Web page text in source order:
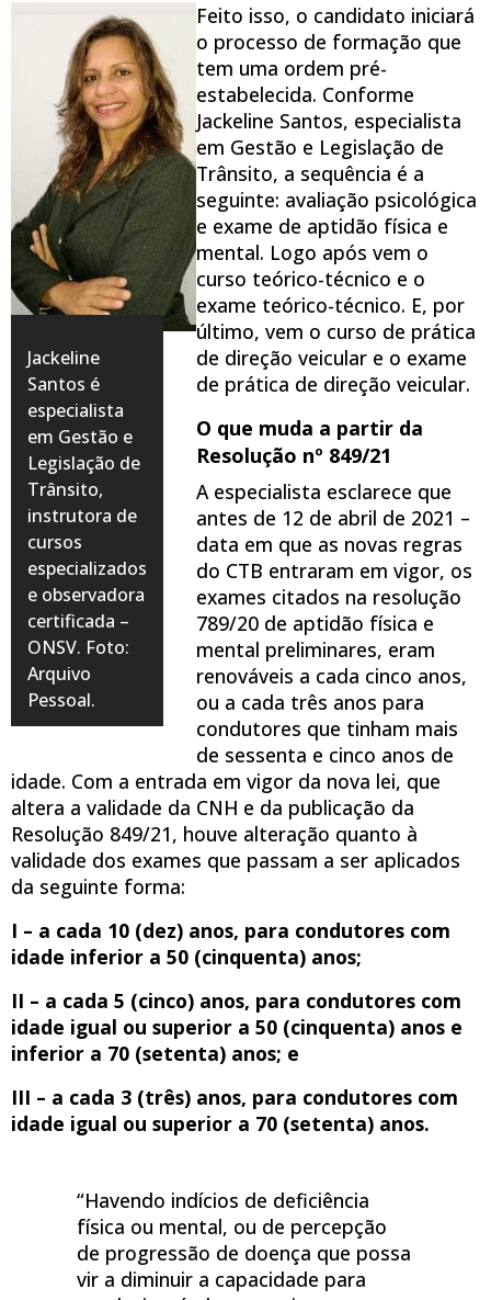
Jackeline
Santos é
especialista
em Gestão e
Legislação de
Trânsito,
instrutora de
cursos
especializados
e observadora
certificada –
ONSV. Foto:
Arquivo
Pessoal.
Feito isso, o candidato iniciará
o processo de formação que
tem uma ordem pré-
estabelecida. Conforme
Jackeline Santos, especialista
em Gestão e Legislação de
Trânsito, a sequência é a
seguinte: avaliação psicológica
e exame de aptidão física e
mental. Logo após vem o
curso teórico-técnico e o
exame teórico-técnico. E, por
último, vem o curso de prática
de direção veicular e o exame
de prática de direção veicular.
O que muda a partir da
Resolução nº 849/21
A especialista esclarece que
antes de 12 de abril de 2021 –
data em que as novas regras
do CTB entraram em vigor, os
exames citados na resolução
789/20 de aptidão física e
mental preliminares, eram
renováveis a cada cinco anos,
ou a cada três anos para
condutores que tinham mais
de sessenta e cinco anos de
idade. Com a entrada em vigor da nova lei, que
altera a validade da CNH e da publicação da
Resolução 849/21, houve alteração quanto à
validade dos exames que passam a ser aplicados
da seguinte forma:
I – a cada 10 (dez) anos, para condutores com
idade inferior a 50 (cinquenta) anos;
II – a cada 5 (cinco) anos, para condutores com
idade igual ou superior a 50 (cinquenta) anos e
inferior a 70 (setenta) anos; e
III – a cada 3 (três) anos, para condutores com
idade igual ou superior a 70 (setenta) anos.
“Havendo indícios de deficiência
física ou mental, ou de percepção
de progressão de doença que possa
vir a diminuir a capacidade para